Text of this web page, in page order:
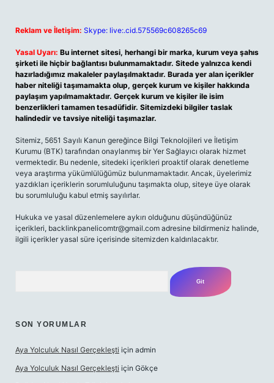
Reklam ve İletişim: Skype: live:.cid.575569c608265c69
Yasal Uyarı: Bu internet sitesi, herhangi bir marka, kurum veya şahıs
şirketi ile hiçbir bağlantısı bulunmamaktadır. Sitede yalnızca kendi
hazırladığımız makaleler paylaşılmaktadır. Burada yer alan içerikler
haber niteliği taşımamakta olup, gerçek kurum ve kişiler hakkında
paylaşım yapılmamaktadır. Gerçek kurum ve kişiler ile isim
benzerlikleri tamamen tesadüfidir. Sitemizdeki bilgiler taslak
halindedir ve tavsiye niteliği taşımazlar.
Sitemiz, 5651 Sayılı Kanun gereğince Bilgi Teknolojileri ve İletişim
Kurumu (BTK) tarafından onaylanmış bir Yer Sağlayıcı olarak hizmet
vermektedir. Bu nedenle, sitedeki içerikleri proaktif olarak denetleme
veya araştırma yükümlülüğümüz bulunmamaktadır. Ancak, üyelerimiz
yazdıkları içeriklerin sorumluluğunu taşımakta olup, siteye üye olarak
bu sorumluluğu kabul etmiş sayılırlar.
Hukuka ve yasal düzenlemelere aykırı olduğunu düşündüğünüz
içerikleri, backlinkpanelicomtr@gmail.com adresine bildirmeniz halinde,
ilgili içerikler yasal süre içerisinde sitemizden kaldırılacaktır.
SON YORUMLAR
Aya Yolculuk Nasıl Gerçekleşti için admin
Aya Yolculuk Nasıl Gerçekleşti için Gökçe